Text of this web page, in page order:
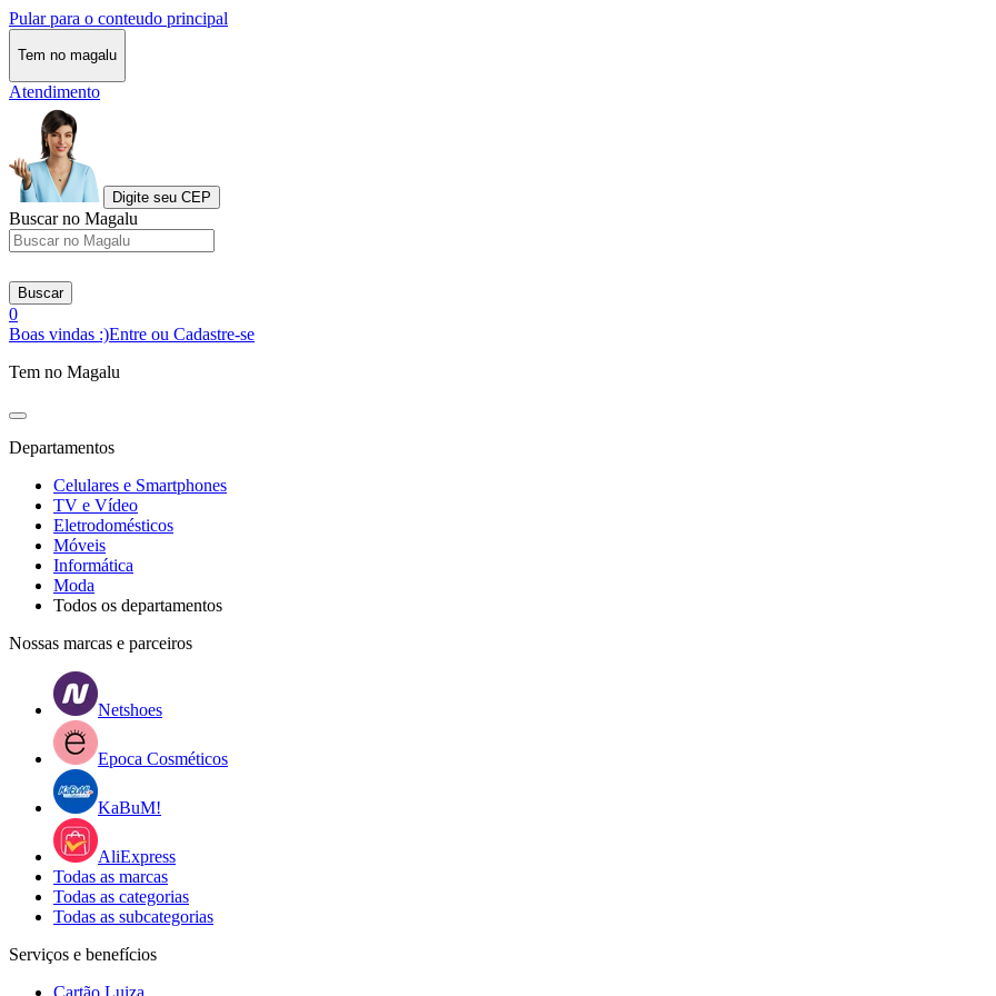
Pular para o conteudo principal
Tem no magalu
Atendimento
Digite seu CEP
Buscar no Magalu
Buscar
0
Boas vindas :)Entre ou Cadastre-se
Tem no Magalu
Departamentos
Celulares e Smartphones
TV e Vídeo
Eletrodomésticos
Móveis
Informática
Moda
Todos os departamentos
Nossas marcas e parceiros
Netshoes
Epoca Cosméticos
KaBuM!
AliExpress
Todas as marcas
Todas as categorias
Todas as subcategorias
Serviços e benefícios
Cartão Luiza